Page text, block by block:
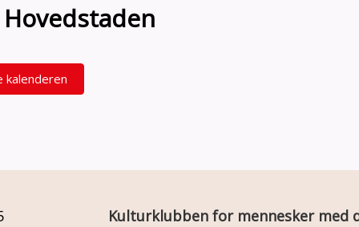
kalenderen
Kulturklubben for mennesker med